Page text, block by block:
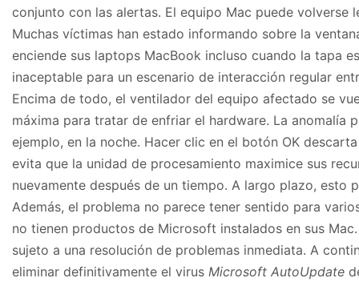
conjunto con las alertas. El equipo Mac puede volverse
Muchas víctimas han estado informando sobre la
enciende sus laptops MacBook incluso cuando la tapa
inaceptable para un escenario de interacción regular
Encima de todo, el ventilador del equipo afectado se
máxima para tratar de enfriar el hardware. La anomalía
ejemplo, en la noche. Hacer clic en el botón OK
evita que la unidad de procesamiento maximice sus
nuevamente después de un tiempo. A largo plazo, esto
Además, el problema no parece tener sentido para
no tienen productos de Microsoft instalados en sus
sujeto a una resolución de problemas inmediata. A
eliminar definitivamente el virus Microsoft AutoUpdate